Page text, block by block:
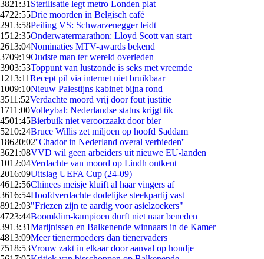
3821:31 Sterilisatie legt metro Londen plat
4722:55Drie moorden in Belgisch café
2913:58Peiling VS: Schwarzenegger leidt
1512:35Onderwatermarathon: Lloyd Scott van start
2613:04Nominaties MTV-awards bekend
3709:19Oudste man ter wereld overleden
3903:53Toppunt van lustzonde is seks met vreemde
1213:11Recept pil via internet niet bruikbaar
1009:10Nieuw Palestijns kabinet bijna rond
3511:52Verdachte moord vrij door fout justitie
1711:00Volleybal: Nederlandse status krijgt tik
4501:45Bierbuik niet veroorzaakt door bier
5210:24Bruce Willis zet miljoen op hoofd Saddam
18620:02''Chador in Nederland overal verbieden''
3621:08VVD wil geen arbeiders uit nieuwe EU-landen
1012:04Verdachte van moord op Lindh ontkent
2016:09Uitslag UEFA Cup (24-09)
4612:56Chinees meisje kluift al haar vingers af
3616:54Hoofdverdachte dodelijke steekpartij vast
8912:03"Friezen zijn te aardig voor asielzoekers"
4723:44Boomklim-kampioen durft niet naar beneden
3913:31Marijnissen en Balkenende winnaars in de Kamer
4813:09Meer tienermoeders dan tienervaders
7518:53Vrouw zakt in elkaar door aanval op hondje